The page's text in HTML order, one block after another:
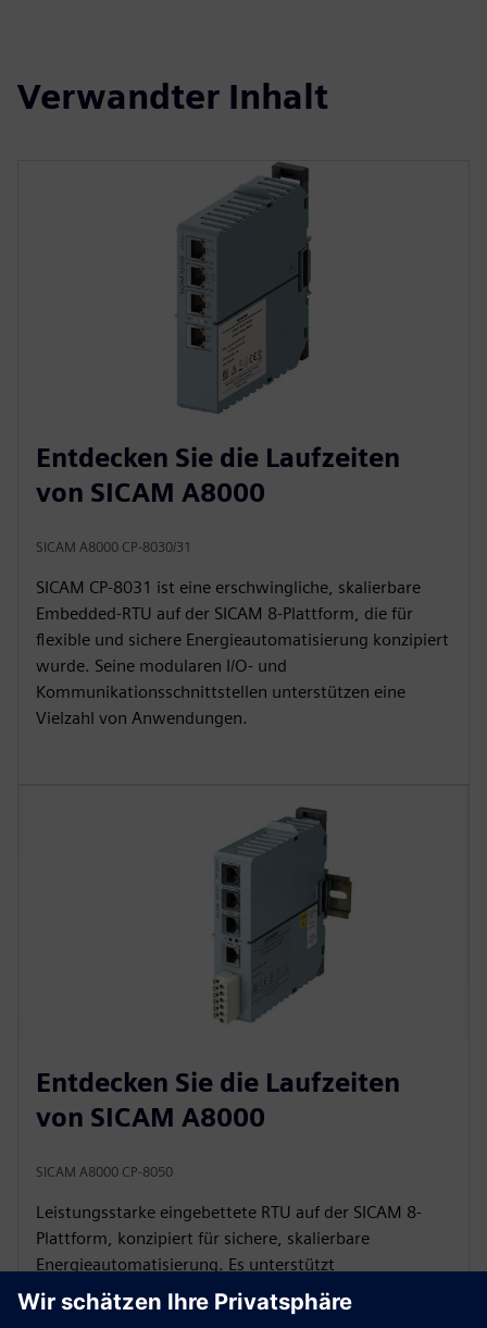
Verwandter Inhalt
Entdecken Sie die Laufzeiten
von SICAM A8000
SICAM A8000 CP-8030/31
SICAM CP‑8031 ist eine erschwingliche, skalierbare
Embedded-RTU auf der SICAM 8-Plattform, die für
flexible und sichere Energieautomatisierung konzipiert
wurde. Seine modularen I/O- und
Kommunikationsschnittstellen unterstützen eine
Vielzahl von Anwendungen.
Entdecken Sie die Laufzeiten
von SICAM A8000
SICAM A8000 CP-8050
Leistungsstarke eingebettete RTU auf der SICAM 8-
Plattform, konzipiert für sichere, skalierbare
Energieautomatisierung. Es unterstützt
anspruchsvolle Anwendungen mit fortschrittlicher
Steuerung, Kommunikation und zentralisiertem